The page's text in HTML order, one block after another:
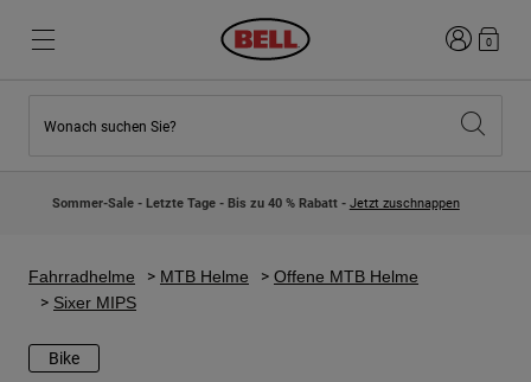
Neuzugänge
Kinder Motocrosshelme
Lifestyle
Neuzugänge
Lifestyle
Entdecke Bike
Anmelden
0
Wonach suchen Sie?
Sommer-Sale - Letzte Tage - Bis zu 40 % Rabatt - Jetzt zuschnappen
Fahrradhelme MTB Helme
Offene MTB Helme
Sixer MIPS
Bike